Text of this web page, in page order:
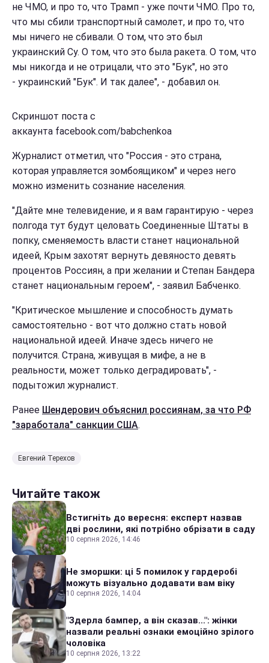
не ЧМО, и про то, что Трамп - уже почти ЧМО. Про то,
что мы сбили транспортный самолет, и про то, что
мы ничего не сбивали. О том, что это был
украинский Су. О том, что это была ракета. О том, что
мы никогда и не отрицали, что это "Бук", но это
- украинский "Бук". И так далее", - добавил он.
Скриншот поста с
аккаунта facebook.com/babchenkoa
Журналист отметил, что "Россия - это страна,
которая управляется зомбоящиком" и через него
можно изменить сознание населения.
"Дайте мне телевидение, и я вам гарантирую - через
полгода тут будут целовать Соединенные Штаты в
попку, сменяемость власти станет национальной
идеей, Крым захотят вернуть девяносто девять
процентов Россиян, а при желании и Степан Бандера
станет национальным героем", - заявил Бабченко.
"Критическое мышление и способность думать
самостоятельно - вот что должно стать новой
национальной идеей. Иначе здесь ничего не
получится. Страна, живущая в мифе, а не в
реальности, может только деградировать", -
подытожил журналист.
Ранее Шендерович объяснил россиянам, за что РФ
"заработала" санкции США.
Евгений Терехов
Читайте також
Встигніть до вересня: експерт назвав
дві рослини, які потрібно обрізати в саду
10 серпня 2026, 14:46
Не зморшки: ці 5 помилок у гардеробі
можуть візуально додавати вам віку
10 серпня 2026, 14:04
"Здерла бампер, а він сказав...": жінки
назвали реальні ознаки емоційно зрілого
чоловіка
10 серпня 2026, 13:22